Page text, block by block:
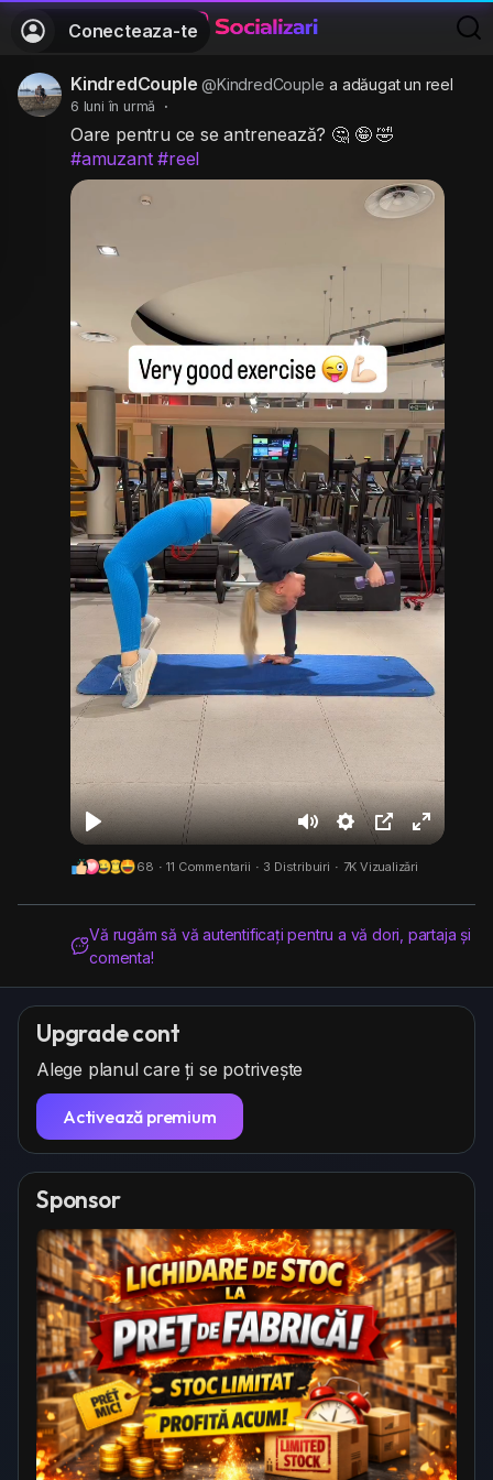
Conecteaza-te
KindredCouple@KindredCouple a adăugat un reel
6 luni în urmă ·
Oare pentru ce se antrenează? 🤔 🤪 🤣
#amuzant #reel
J
o
a
c
a
M
u
t
e
S
e
t
n
Ș
t
e
r
e
F
l
l
c
68 · 11 Commentarii · 3 Distribuiri · 7K Vizualizări
Vă rugăm să vă autentificați pentru a vă dori, partaja și
comenta!
Upgrade cont
Alege planul care ți se potrivește
Activează premium
Sponsor